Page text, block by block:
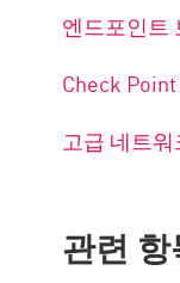
엔드포인트
Check
고급 네트
관련 항